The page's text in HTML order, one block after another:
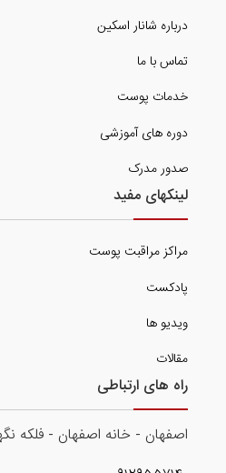
درباره شانار اسکین
تماس با ما
خدمات پوست
دوره های آموزشی
صدور مدرک
لینکهای مفید
مراکز مراقبت پوست
پادکست
ویدیو ها
مقالات
راه های ارتباطی
اصفهان - خانه اصفهان - فلکه